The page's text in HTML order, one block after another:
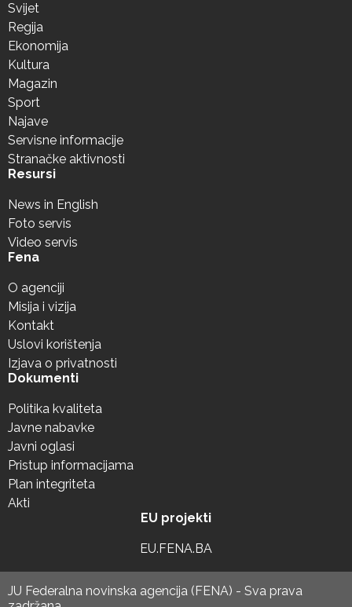
Svijet
Regija
Ekonomija
Kultura
Magazin
Sport
Najave
Servisne informacije
Stranačke aktivnosti
Resursi
News in English
Foto servis
Video servis
Fena
O agenciji
Misija i vizija
Kontakt
Uslovi korištenja
Izjava o privatnosti
Dokumenti
Politika kvaliteta
Javne nabavke
Javni oglasi
Pristup informacijama
Plan integriteta
Akti
EU projekti
EU.FENA.BA
JU Federalna novinska agencija (FENA) - Sva prava